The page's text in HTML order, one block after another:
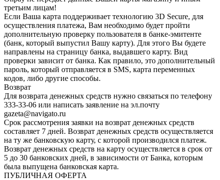
третьим лицам!
Если Ваша карта поддерживает технологию 3D Secure, для
осуществления платежа, Вам необходимо будет пройти
дополнительную проверку пользователя в банке-эмитенте
(банк, который выпустил Вашу карту). Для этого Вы будете
направлены на страницу банка, выдавшего карту. Вид
проверки зависит от банка. Как правило, это дополнительный
пароль, который отправляется в SMS, карта переменных
кодов, либо другие способы.
Возврат
Для возврата денежных средств нужно связаться по телефону
333-33-06 или написать заявление на эл.почту
gazeta@navigato.ru
Срок рассмотрения заявки на возврат денежных средств
составляет 7 дней. Возврат денежных средств осуществляется
на ту же банковскую карту, с которой производился платеж.
Возврат денежных средств на карту осуществляется в срок от
5 до 30 банковских дней, в зависимости от Банка, которым
была выпущена банковская карта.
ПУБЛИЧНАЯ ОФЕРТА